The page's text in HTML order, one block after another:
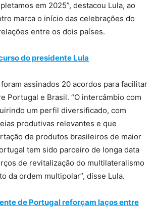
em 2025”, destacou Lula, ao
marca o início das celebrações do
entre os dois países.
do presidente Lula
assinados 20 acordos para facilitar
Portugal e Brasil. “O intercâmbio com
um perfil diversificado, com
produtivas relevantes e que
de produtos brasileiros de maior
tem sido parceiro de longa data
de revitalização do multilateralismo
da ordem multipolar”, disse Lula.
de Portugal reforçam laços entre